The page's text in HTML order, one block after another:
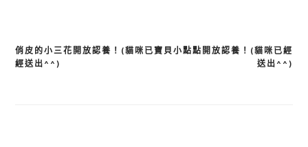
文
寶貝小點點開放認養！(貓咪已經
送出^^)
俏皮的小三花開放認養！(貓咪已
經送出^^)